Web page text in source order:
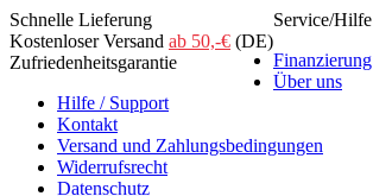
Schnelle Lieferung
Kostenloser Versand ab 50,-€ (DE)
Zufriedenheitsgarantie
Service/Hilfe
Finanzierung
Über uns
Hilfe / Support
Kontakt
Versand und Zahlungsbedingungen
Widerrufsrecht
Datenschutz